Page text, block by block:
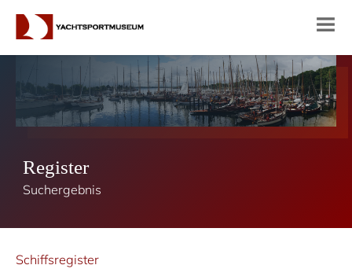
Register
Suchergebnis
Schiffsregister